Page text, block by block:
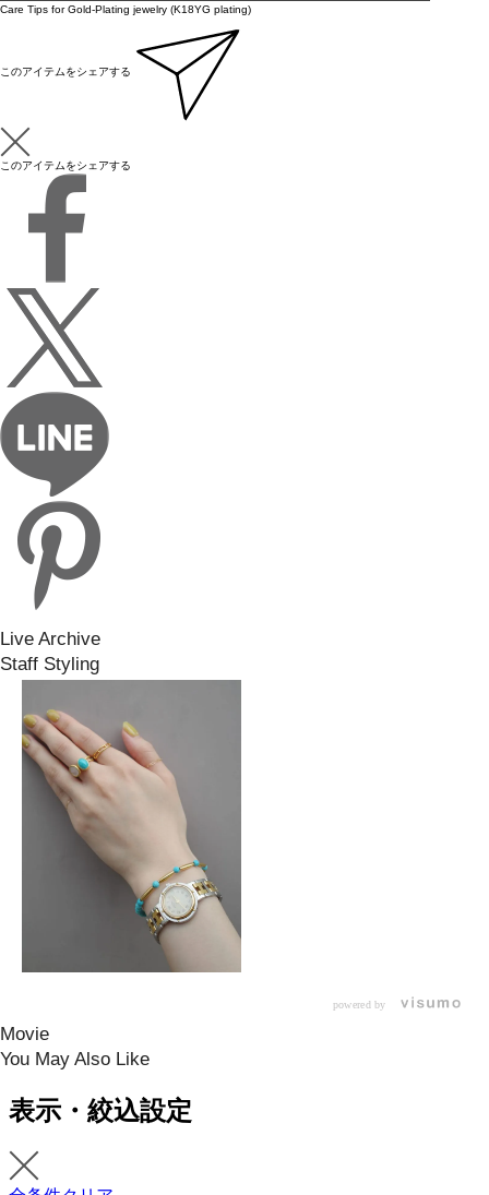
Care Tips for Gold-Plating jewelry (K18YG plating)
このアイテムをシェアする
このアイテムをシェアする
Live Archive
Staff Styling
powered by
Movie
You May Also Like